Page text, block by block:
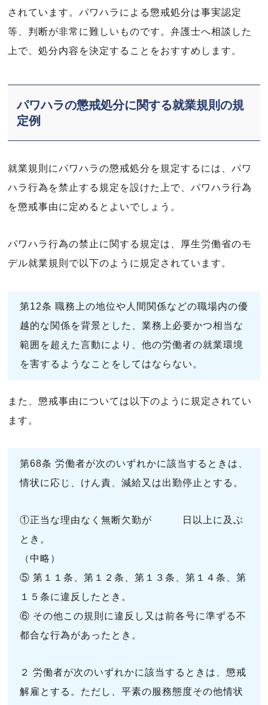
されています。パワハラによる懲戒処分は事実認定
等、判断が非常に難しいものです。弁護士へ相談した
上で、処分内容を決定することをおすすめします。
パワハラの懲戒処分に関する就業規則の規
定例
就業規則にパワハラの懲戒処分を規定するには、パワ
ハラ行為を禁止する規定を設けた上で、パワハラ行為
を懲戒事由に定めるとよいでしょう。
パワハラ行為の禁止に関する規定は、厚生労働省のモ
デル就業規則で以下のように規定されています。
第12条 職務上の地位や人間関係などの職場内の優
越的な関係を背景とした、業務上必要かつ相当な
範囲を超えた言動により、他の労働者の就業環境
を害するようなことをしてはならない。
また、懲戒事由については以下のように規定されてい
ます。
第68条 労働者が次のいずれかに該当するときは、
情状に応じ、けん責、減給又は出勤停止とする。
①正当な理由なく無断欠勤が 日以上に及ぶ
とき。
（中略）
⑤ 第１１条、第１２条、第１３条、第１４条、第
１５条に違反したとき。
⑥ その他この規則に違反し又は前各号に準ずる不
都合な行為があったとき。
２ 労働者が次のいずれかに該当するときは、懲戒
解雇とする。ただし、平素の服務態度その他情状